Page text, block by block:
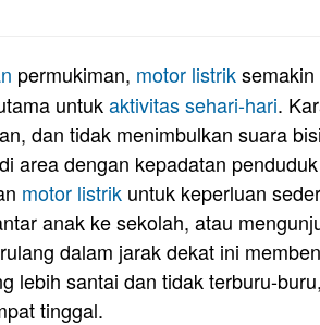
permukiman, motor listriksemakin
untukaktivitas sehari-hari.
dan tidak menimbulkan suara
area dengan kepadatan
motor listrik untuk keperluan
anak ke sekolah, atau
dalam jarak dekat ini
lebih santai dan tidak terburu-
tinggal.